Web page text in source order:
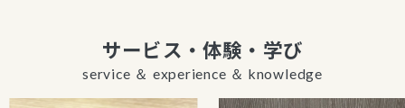
サービス・体験・学び
service ＆ experience ＆ knowledge